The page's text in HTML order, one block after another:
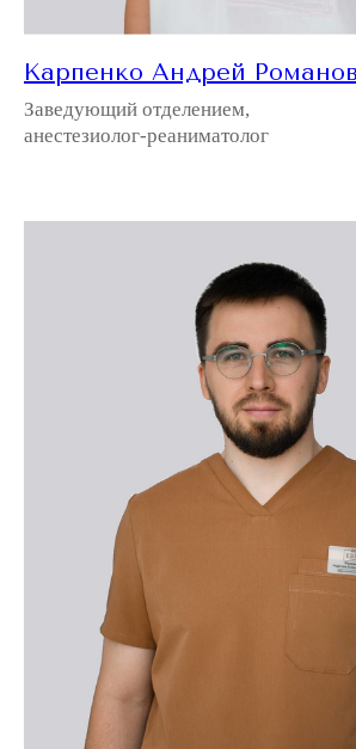
Карпенко Андрей
Заведующий отделением,
анестезиолог-реаниматолог